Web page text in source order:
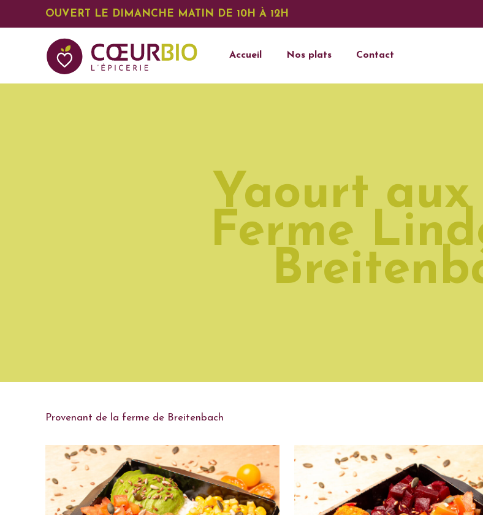
OUVERT LE DIMANCHE MATIN DE 10H À 12H
Accueil Nos plats Contact
Yaourt
Ferme
Provenant de la ferme de Breitenbach